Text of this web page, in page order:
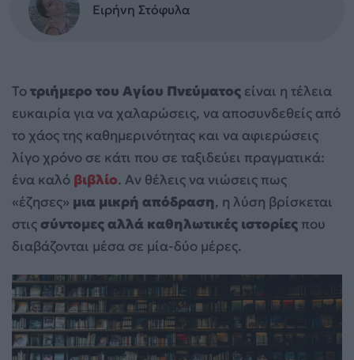
Ειρήνη Στόφυλα
Τοτριήμερο του Αγίου Πνεύματος είναι η τέλεια
ευκαιρία για να χαλαρώσεις, να αποσυνδεθείς από
το χάος της καθημερινότητας και να αφιερώσεις
λίγο χρόνο σε κάτι που σε ταξιδεύει πραγματικά:
ένα καλό βιβλίο. Αν θέλεις να νιώσεις πως
«έζησες» μια μικρή απόδραση, η λύση βρίσκεται
στιςσύντομες αλλά καθηλωτικές ιστορίες που
διαβάζονται μέσα σε μία-δύο μέρες.